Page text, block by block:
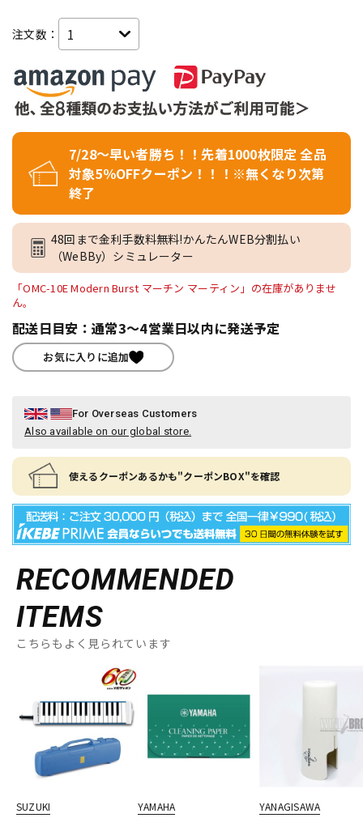
注文数：
7/28～早い者勝ち！！先着1000枚限定 全品
対象5％OFFクーポン！！！※無くなり次第
終了
48回まで金利手数料無料!かんたんWEB分割払い
（WeBBy）シミュレーター
「OMC-10E Modern Burst マーチン マーティン」の在庫がありませ
ん。
配送日目安：通常3～4営業日以内に発送予定
お気に入りに追加
For Overseas Customers
Also available on our global store.
使えるクーポンあるかも"クーポンBOX"を確認
RECOMMENDED
ITEMS
こちらもよく見られています
SUZUKI
YAMAHA
YANAGISAWA